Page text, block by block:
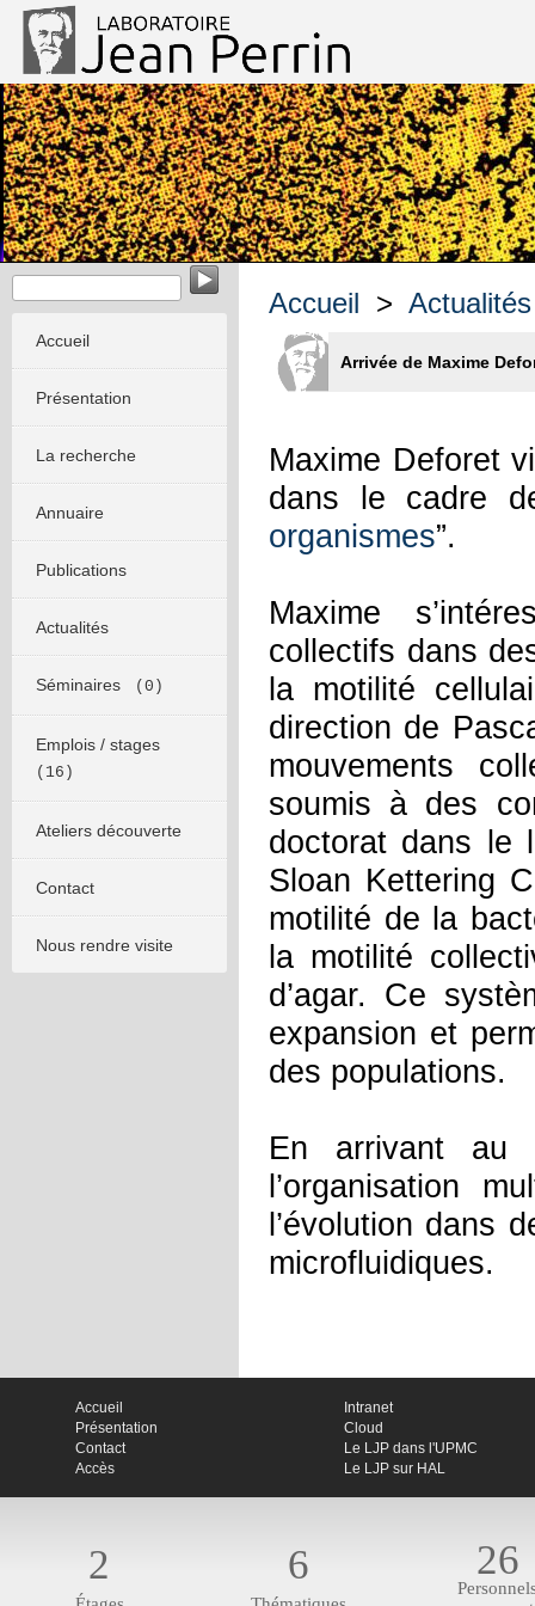
EvoMorph - Evolution & Morphogenèse dans les systèmes
Accueil
Présentation
La recherche
Annuaire
Publications
Actualités
Séminaires (0)
Emplois / stages
(16)
Ateliers découverte
Contact
Nous rendre visite
Accueil > Actualités
Arrivée de Maxime
Maxime Deforet
dans le cadre
organismes”.
Maxime
collectifs dans
la motilité
direction de
mouvements
soumis à des
doctorat dans le
Sloan Kettering
motilité de la
la motilité
d’agar. Ce
expansion et
des populations.
En arrivant au
l’organisation
l’évolution dans
microfluidiques.
Accueil
Présentation
Contact
Accès
Intranet
Cloud
Le LJP dans l'UPMC
Le LJP sur HAL
2 6 26